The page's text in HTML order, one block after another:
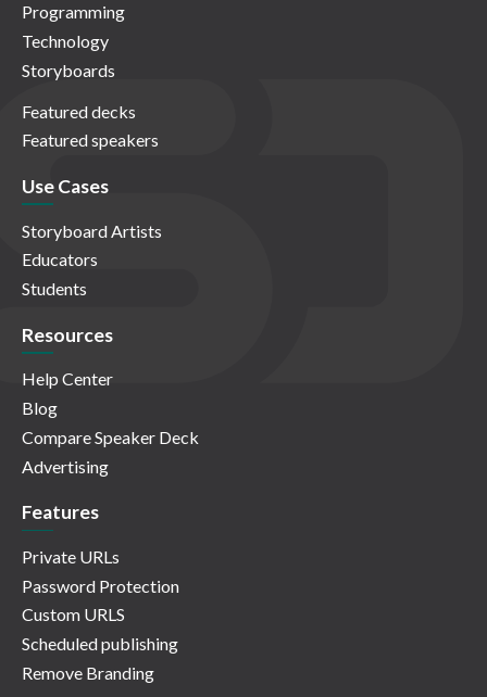
Programming
Technology
Storyboards
Featured decks
Featured speakers
Use Cases
Storyboard Artists
Educators
Students
Resources
Help Center
Blog
Compare Speaker Deck
Advertising
Features
Private URLs
Password Protection
Custom URLS
Scheduled publishing
Remove Branding